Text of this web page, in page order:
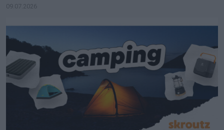
09.07.2026